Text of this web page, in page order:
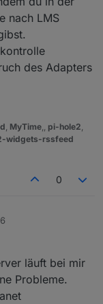
nach LMS
des Adapters
, MyTime,, pi-hole2,
widgets-rssfeed
0
läuft bei mir
Probleme.